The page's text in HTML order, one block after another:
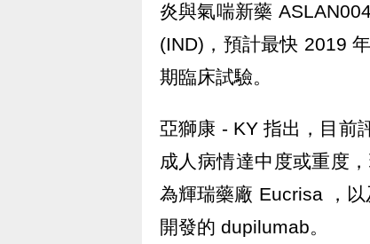
炎與氣喘新藥
(IND)，預計最快 2019
期臨床試驗。
亞獅康 - KY 指出，目前
成人病情達中度或重度
為輝瑞藥廠 Eucrisa ，
開發的 dupilumab。